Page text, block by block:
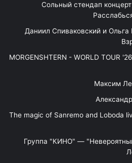
"Сольный стендап
"Даниил Спиваковский и
MORGENSHTERN - WORLD TOUR
Максим
"The magic of Sanremo and Loboda
Группа "КИНО" —